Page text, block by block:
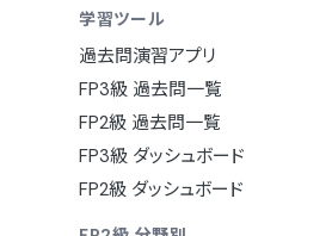
学習ツール
過去問演習アプリ
FP3級 過去問一覧
FP2級 過去問一覧
FP3級 ダッシュボード
FP2級 ダッシュボード